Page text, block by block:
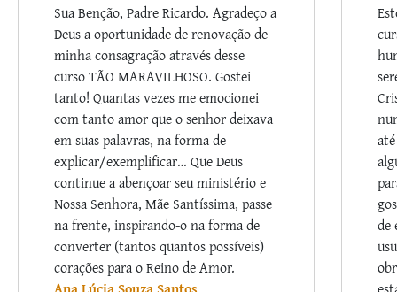
Sua Benção, Padre Ricardo. Agradeço a
Deus a oportunidade de renovação de
minha consagração através desse
curso TÃO MARAVILHOSO. Gostei
tanto! Quantas vezes me emocionei
com tanto amor que o senhor deixava
em suas palavras, na forma de
explicar/exemplificar… Que Deus
continue a abençoar seu ministério e
Nossa Senhora, Mãe Santíssima, passe
na frente, inspirando-o na forma de
converter (tantos quantos possíveis)
corações para o Reino de Amor.
de